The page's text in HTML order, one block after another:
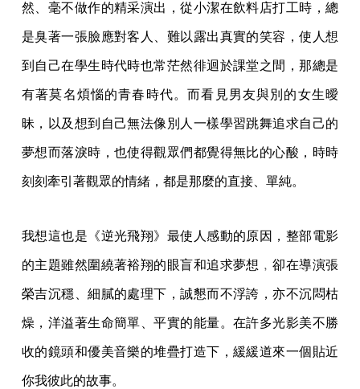
然、毫不做作的精采演出，從小潔在飲料店打工時，總
是臭著一張臉應對客人、難以露出真實的笑容，使人想
到自己在學生時代時也常茫然徘迴於課堂之間，那總是
有著莫名煩惱的青春時代。而看見男友與別的女生曖
昧，以及想到自己無法像別人一樣學習跳舞追求自己的
夢想而落淚時，也使得觀眾們都覺得無比的心酸，時時
刻刻牽引著觀眾的情緒，都是那麼的直接、單純。
我想這也是《逆光飛翔》最使人感動的原因，整部電影
的主題雖然圍繞著裕翔的眼盲和追求夢想﹐卻在導演張
榮吉沉穩、細膩的處理下，誠懇而不浮誇，亦不沉悶枯
燥，洋溢著生命簡單、平實的能量。在許多光影美不勝
收的鏡頭和優美音樂的堆疊打造下，緩緩道來一個貼近
你我彼此的故事。